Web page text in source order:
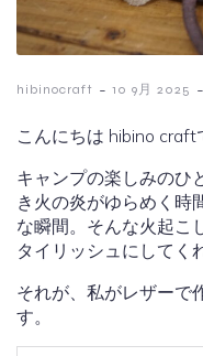
hibinocraft - 10 9月 2025 -
こんにちは hibino craft
キャンプの楽しみのひ
き火の炎がゆらめく時
な瞬間。そんな火起こ
タイリッシュにしてく
それが、私がレザーで
す。